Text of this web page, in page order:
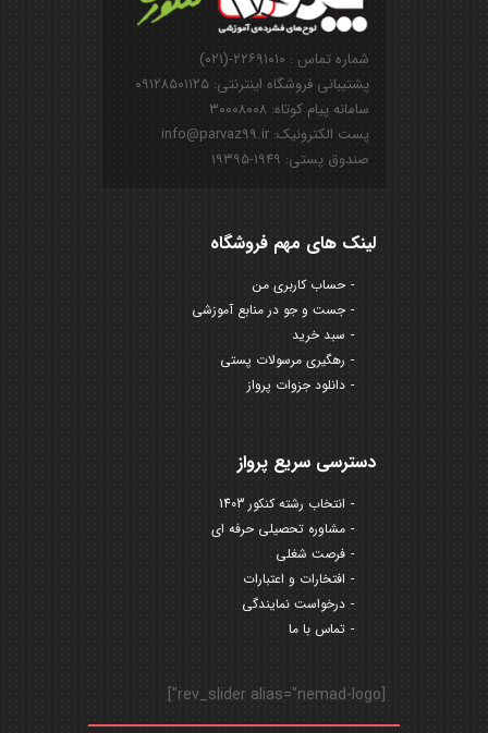
شماره تماس : ۲۲۶۹۱۰۱۰-(۰۲۱)
پشتیبانی فروشگاه اینترنتی: ۰۹۱۲۸۵۰۱۱۲۵
سامانه پیام کوتاه: ۳۰۰۰۸۰۰۸
پست الکترونیک: info@parvaz99.ir
صندوق پستی: ۱۹۴۹-۱۹۳۹۵
لینک های مهم فروشگاه
حساب کاربری من
جست و جو در منابع آموزشی
سبد خرید
رهگیری مرسولات پستی
دانلود جزوات پرواز
دسترسی سریع پرواز
انتخاب رشته کنکور 1403
مشاوره تحصیلی حرفه ای
فرصت شغلی
افتخارات و اعتبارات
درخواست نمایندگی
تماس با ما
[rev_slider alias="nemad-logo"]